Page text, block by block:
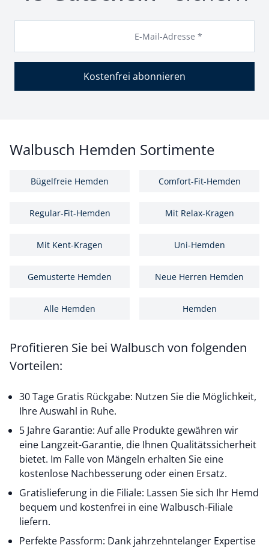
E-Mail-Adresse *
Kostenfrei abonnieren
Walbusch Hemden Sortimente
Bügelfreie Hemden Comfort-Fit-Hemden
Regular-Fit-Hemden Mit Relax-Kragen
Mit Kent-Kragen Uni-Hemden
Gemusterte Hemden Neue Herren Hemden
Alle Hemden Hemden
Profitieren Sie bei Walbusch von folgenden
Vorteilen:
30 Tage Gratis Rückgabe: Nutzen Sie die Möglichkeit,
Ihre Auswahl in Ruhe.
5 Jahre Garantie: Auf alle Produkte gewähren wir
eine Langzeit-Garantie, die Ihnen Qualitätssicherheit
bietet. Im Falle von Mängeln erhalten Sie eine
kostenlose Nachbesserung oder einen Ersatz.
Gratislieferung in die Filiale: Lassen Sie sich Ihr Hemd
bequem und kostenfrei in eine Walbusch-Filiale
liefern.
Perfekte Passform: Dank jahrzehntelanger Expertise